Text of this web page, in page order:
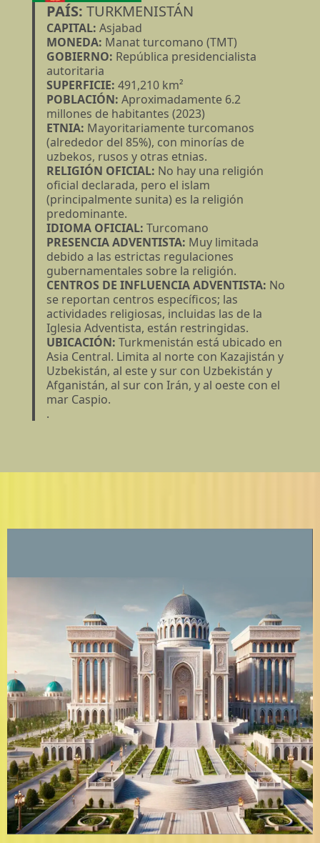
PAÍS: TURKMENISTÁN
CAPITAL: Asjabad
MONEDA: Manat turcomano (TMT)
GOBIERNO: República presidencialista
autoritaria
SUPERFICIE: 491,210 km²
POBLACIÓN: Aproximadamente 6.2
millones de habitantes (2023)
ETNIA: Mayoritariamente turcomanos
(alrededor del 85%), con minorías de
uzbekos, rusos y otras etnias.
RELIGIÓN OFICIAL: No hay una religión
oficial declarada, pero el islam
(principalmente sunita) es la religión
predominante.
IDIOMA OFICIAL: Turcomano
PRESENCIA ADVENTISTA: Muy limitada
debido a las estrictas regulaciones
gubernamentales sobre la religión.
CENTROS DE INFLUENCIA ADVENTISTA: No
se reportan centros específicos; las
actividades religiosas, incluidas las de la
Iglesia Adventista, están restringidas.
UBICACIÓN: Turkmenistán está ubicado en
Asia Central. Limita al norte con Kazajistán y
Uzbekistán, al este y sur con Uzbekistán y
Afganistán, al sur con Irán, y al oeste con el
mar Caspio.
.